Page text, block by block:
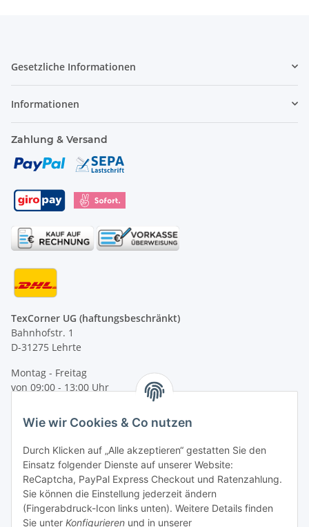
Gesetzliche Informationen
Informationen
Zahlung & Versand
TexCorner UG (haftungsbeschränkt)
Bahnhofstr. 1
D-31275 Lehrte
Montag - Freitag
von 09:00 - 13:00 Uhr
Tel: +49 (0) 5132 8230689
E-Mail:mail@texcorner.de
Wie wir Cookies & Co nutzen
Durch Klicken auf „Alle akzeptieren“ gestatten Sie den
Einsatz folgender Dienste auf unserer Website:
ReCaptcha, PayPal Express Checkout und Ratenzahlung.
Sie können die Einstellung jederzeit ändern
(Fingerabdruck-Icon links unten). Weitere Details finden
Sie unter Konfigurieren und in unserer